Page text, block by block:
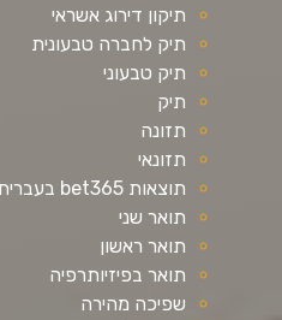
תיקון דירוג אשראי
תיק לחברה טבעונית
תיק טבעוני
תיק
תזונה
תזונאי
תוצאות bet365 בעברית
תואר שני
תואר ראשון
תואר בפיזיותרפיה
שפיכה מהירה